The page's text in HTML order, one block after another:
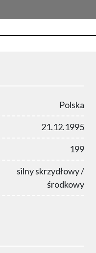
Polska
21.12.1995
199
silny skrzydłowy /
środkowy